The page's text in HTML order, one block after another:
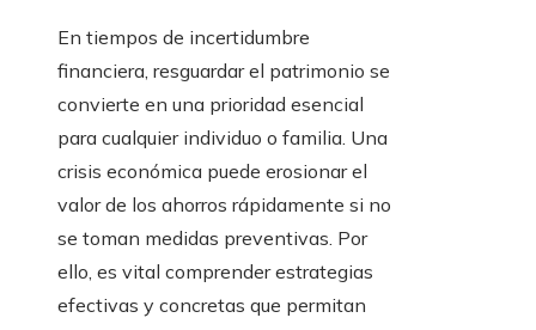
En tiempos de incertidumbre
financiera, resguardar el patrimonio se
convierte en una prioridad esencial
para cualquier individuo o familia. Una
crisis económica puede erosionar el
valor de los ahorros rápidamente si no
se toman medidas preventivas. Por
ello, es vital comprender estrategias
efectivas y concretas que permitan